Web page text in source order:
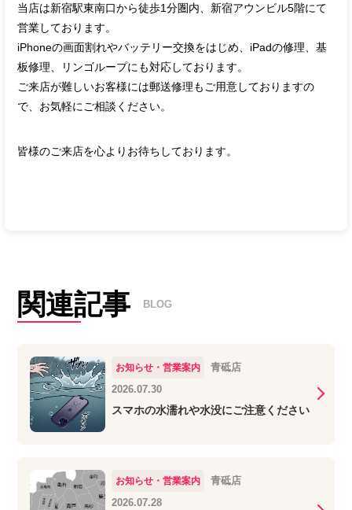
当店は新宿駅東南口から徒歩1分圏内、新宿アウンビル5階にて
営業しております。
iPhoneの画面割れやバッテリー交換をはじめ、iPadの修理、基
板修理、リンゴループにも対応しております。
ご来店が難しいお客様には郵送修理もご用意しておりますの
で、お気軽にご相談ください。
皆様のご来店を心よりお待ちしております。
関連記事 BLOG
お知らせ・営業案内
青砥店
2026.07.30
スマホの水濡れや水没にご注意ください
お知らせ・営業案内
青砥店
2026.07.28